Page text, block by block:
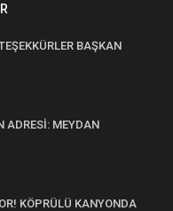
BAŞKAN
ADRESİ: MEYDAN
KÖPRÜLÜ KANYONDA